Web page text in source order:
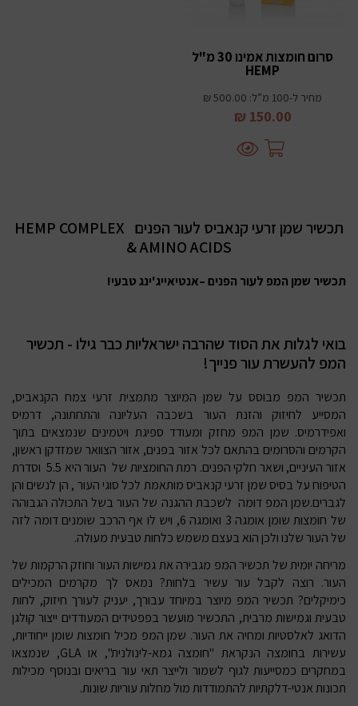
סרום חומצות אמינו 30 מ"ל
HEMP
מחיר ל-100 מ”ל: 500.00 ₪
150.00 ₪
תכשיר שמן זרעי קנאביס לעור הפנים HEMP COMPLEX
& AMINO ACIDS
תכשיר שמן המפ לעור הפנים –אנטיאייג'ינג טבעי!
בואי לגלות את הסוד שהרבה ישראליות כבר גילו - תכשיר
המפ להעשרת עור פנייך!
תכשיר המפ מבוסס על שמן המיוצר מתמצית זרעי צמח הקנאביס,
המסייע לחיזוק והזנת העור בשכבה העליונה והתחתונה, דרמיס
ואפידרמיס. שמן המפ מחזק ומעודד ספיגת ויטמינים שנמצאים בתוך
הקרמים והסרומים בהתאם לכל אזור בפנים, אזור הצוואר שמזדקן ראשון,
אזור העיניים, ושאר חלקי הפנים. רמת החומציות של העור היא 5.5 וסדרת
הטיפוח על בסיס שמן זרעי קנאביס מותאמת לכל סוגי העור , הן לנשים והן
לגברים.שמן המפ דומה לשכבת ההגנה של העור בשל התכולה הגבוהה
של חומצות שומן אומגה 3 ואומגה 6, ויש לו אף הרכב שומנים דומה לזה
של העור שלנו ולכן הוא בעצם משמש כלחות טבעית מעולה.
מריחה יומית של תכשיר המפ מגבירה את גמישות העור וחוזק הרקמות של
העור. רוצה לקבל עור עשיר בלחות? נמאס לך מקרמים המכילים
כימיקלים? תכשיר המפ מיוצר במיוחד עבורך, יעניק לעורך חיזוק, לחות
טבעית וגמישות מרבית, התכשיר מועשר בפפטידים המעודדים ייצור קולגן
הדואג לאלסטיות ומחיה את העור. שמן המפ מכיל חומצות שומן ייחודיות,
עשירות בחומצה הנקראת "חומצה גמא-לינולנית", אוGLA, שנמצאו
במחקרים כמסייעות לגוף לשמור ולייצר תאי עור בריאים ובנוסף מכילות
תכונות אנטי-דלקתיות להתמודדות מול מחלות עוריות שונות.